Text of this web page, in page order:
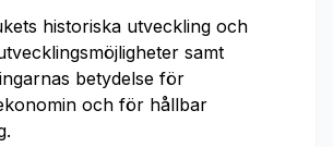
historiska utveckling och
samt
betydelse för
och för hållbar